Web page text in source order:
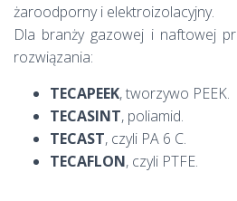
żaroodporny i elektroizolacyjny.
Dla branży gazowej i naftowej
rozwiązania:
TECAPEEK, tworzywo PEEK.
TECASINT, poliamid.
TECAST, czyli PA 6 C.
TECAFLON, czyli PTFE.